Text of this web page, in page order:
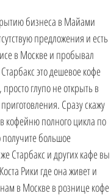
бизнеса в Майами
предложения и есть
в Москве и пробывал
это дешевое кофе
глупо не открыть в
Сразу скажу
кофейню полного цикла по
большое
Старбакс и других кафе вы
Рики где она живет и
в Москве в рознице кофе